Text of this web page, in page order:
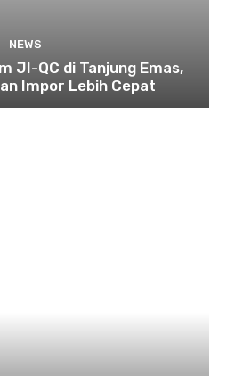
NEWS
JI-QC di Tanjung Emas,
Impor Lebih Cepat